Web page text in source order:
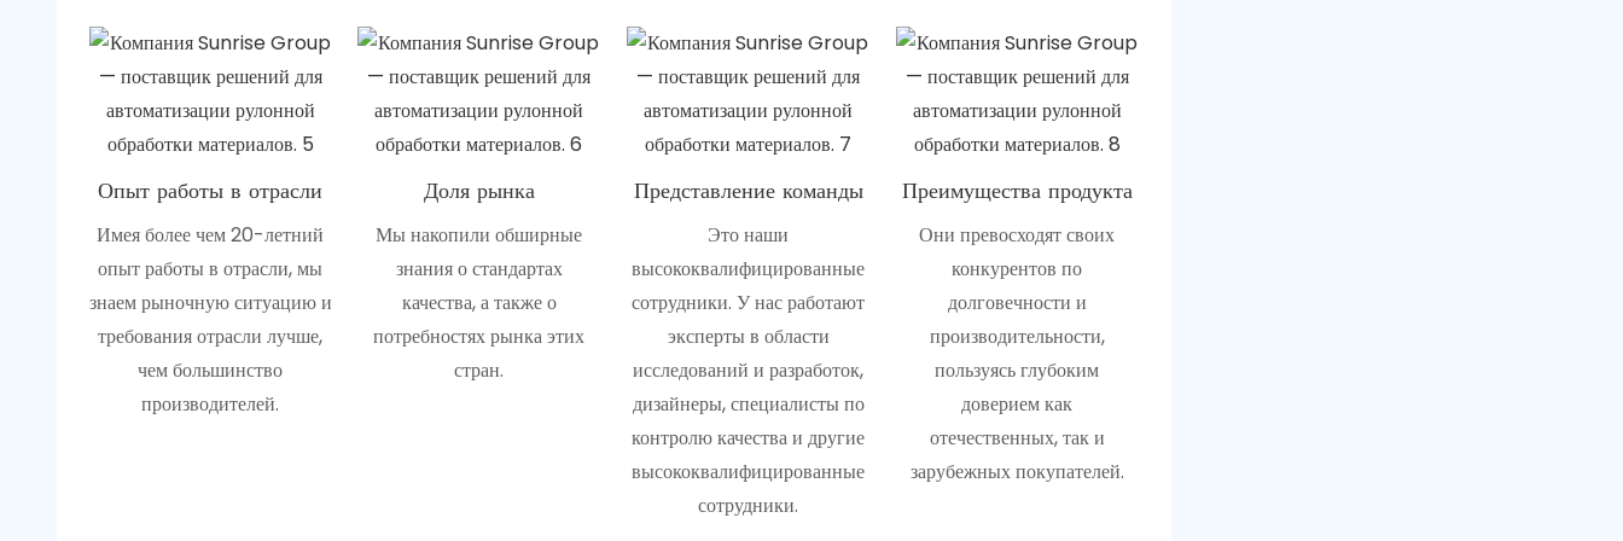
Опыт работы в отрасли
Имея более чем 20-летний
опыт работы в отрасли, мы
знаем рыночную ситуацию и
требования отрасли лучше,
чем большинство
производителей.
Доля рынка
Мы накопили обширные
знания о стандартах
качества, а также о
потребностях рынка этих
стран.
Представление команды
Это наши
высококвалифицированные
сотрудники. У нас работают
эксперты в области
исследований и разработок,
дизайнеры, специалисты по
контролю качества и другие
высококвалифицированные
сотрудники.
Преимущества продукта
Они превосходят своих
конкурентов по
долговечности и
производительности,
пользуясь глубоким
доверием как
отечественных, так и
зарубежных покупателей.